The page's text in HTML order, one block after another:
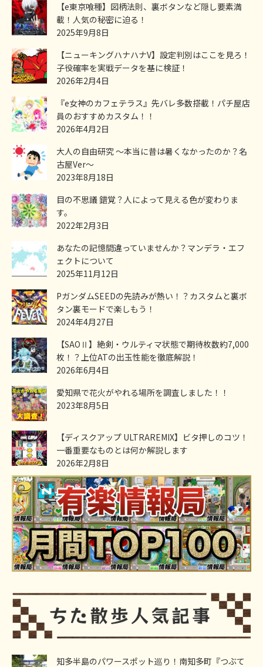
【e東京喰種】図柄法則、裏ボタンなど隠し要素満
載！人気の秘密に迫る！
2025年9月8日
【ニューキングハナハナV】設定判別はここを見ろ！
子役確率を実戦データを基に検証！
2026年2月4日
『e女神のカフェテラス』先バレ多数搭載！パチ屋店
員のおすすめカスタム！！
2026年4月2日
大人の自由研究 ～本当に昔は暑くなかったのか？名
古屋Ver～
2023年8月18日
目の不思議 錯覚？人によって見える色が変わりま
す。
2022年2月3日
あなたの記憶間違っていませんか？マンデラ・エフ
ェクトについて
2025年11月12日
PガンダムSEEDの先読みが熱い！？カスタムと裏ボ
タン裏モードで楽しもう！
2024年4月27日
【SAOⅡ】絶剣・ウルティマ状態で期待枚数約7,000
枚！？上位ATの出玉性能を徹底解説！
2026年6月4日
愛知県で花火がやれる場所を調査しました！！
2023年8月5日
【ディスクアップ ULTRAREMIX】ビタ押しのコツ！
一番重要なものとは何か解説します
2026年2月8日
知多半島のパワースポット巡り！南知多町『つぶて